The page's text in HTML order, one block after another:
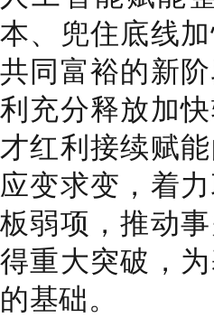
本、兜住底线
共同富裕的新
利充分释放加
才红利接续赋
应变求变，着
板弱项，推动
得重大突破，
的基础。